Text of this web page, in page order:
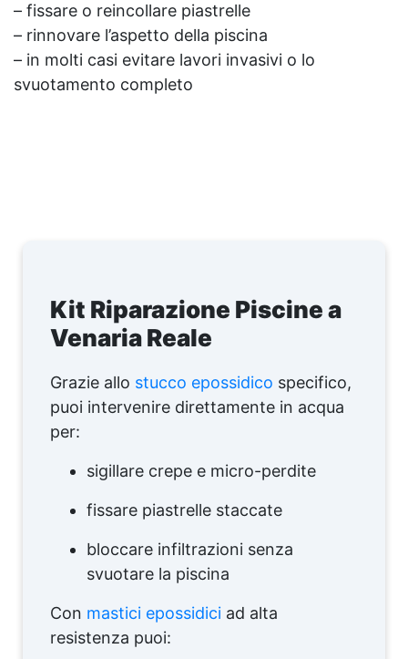
– fissare o reincollare piastrelle
– rinnovare l’aspetto della piscina
– in molti casi evitare lavori invasivi o lo
svuotamento completo
Kit Riparazione Piscine a
Venaria Reale
Grazie allo stucco epossidico specifico,
puoi intervenire direttamente in acqua
per:
sigillare crepe e micro-perdite
fissare piastrelle staccate
bloccare infiltrazioni senza
svuotare la piscina
Con mastici epossidici ad alta
resistenza puoi: